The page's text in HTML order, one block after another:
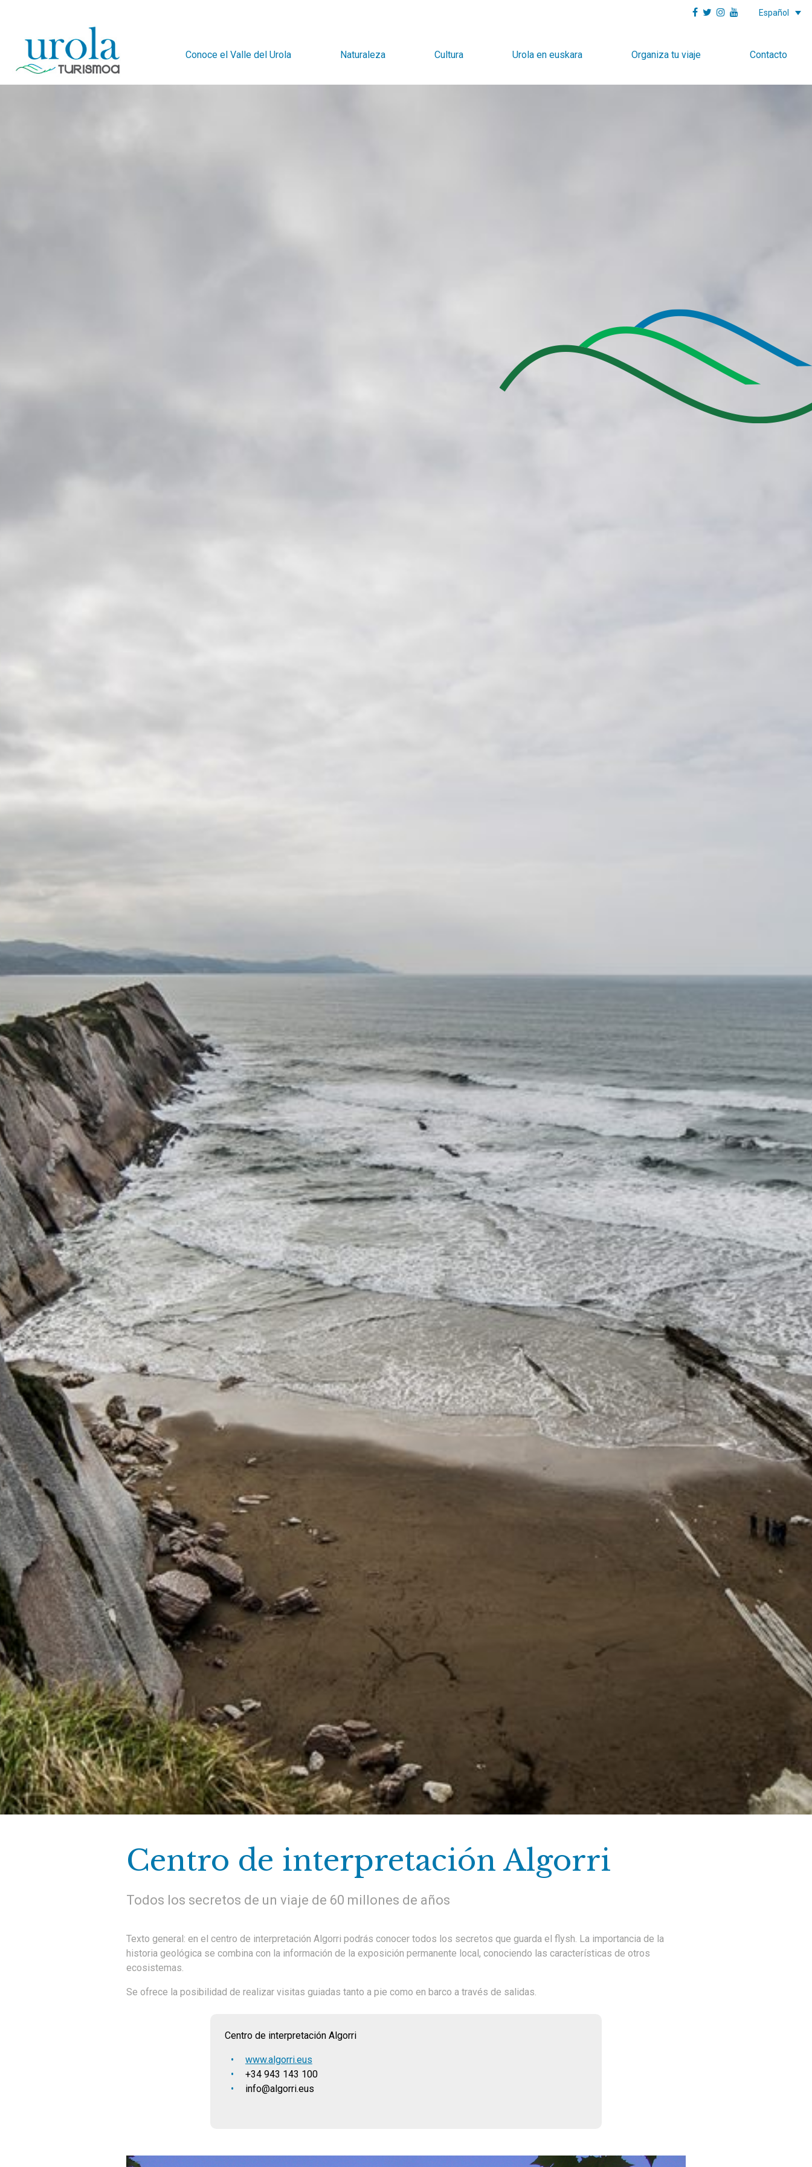
Español
Conoce el Valle del Urola Naturaleza Cultura Urola en euskara Organiza tu viaje Contacto
Centro de interpretación Algorri
Todos los secretos de un viaje de 60 millones de años
Texto general: en el centro de interpretación Algorri podrás conocer todos los secretos que guarda el flysh. La importancia de la
historia geológica se combina con la información de la exposición permanente local, conociendo las características de otros
ecosistemas.
Se ofrece la posibilidad de realizar visitas guiadas tanto a pie como en barco a través de salidas.
Centro de interpretación Algorri
www.algorri.eus
+34 943 143 100
info@algorri.eus